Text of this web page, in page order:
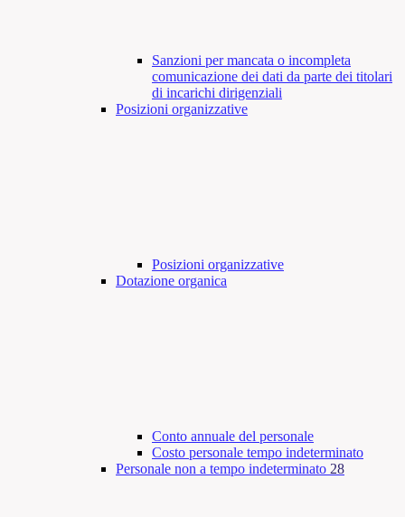
Sanzioni per mancata o incompleta
comunicazione dei dati da parte dei titolari
di incarichi dirigenziali
Posizioni organizzative
Posizioni organizzative
Dotazione organica
Conto annuale del personale
Costo personale tempo indeterminato
Personale non a tempo indeterminato 28